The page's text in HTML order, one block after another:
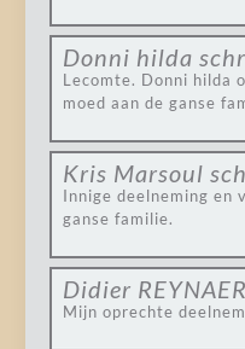
Donni hilda
Lecomte. Donni hilda
moed aan de ganse
Kris Marsoul
Innige deelneming en
ganse familie.
Didier
Mijn oprechte